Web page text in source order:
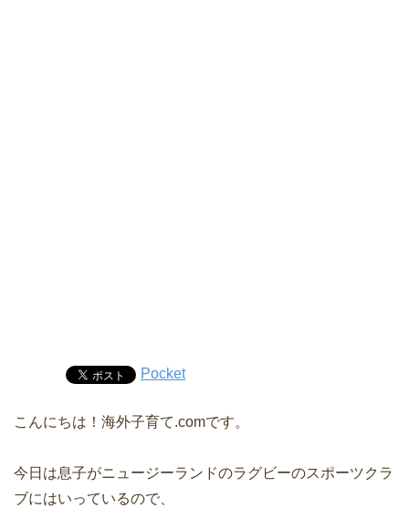
Pocket
こんにちは！海外子育て.comです。
今日は息子がニュージーランドのラグビーのスポーツクラ
ブにはいっているので、